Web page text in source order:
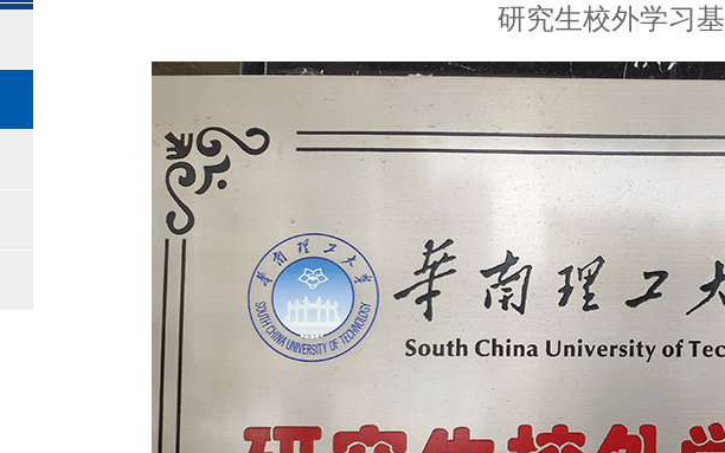
研究生校外学习